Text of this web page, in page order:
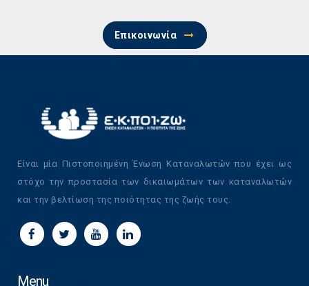
Επικοινωνία
Είναι μία Πιστοποιημένη Ένωση Καταναλωτών που έχει ως
στόχο την προστασία των δικαιωμάτων των καταναλωτών
και την βελτίωση της ποιότητας της ζωής τους.
Menu